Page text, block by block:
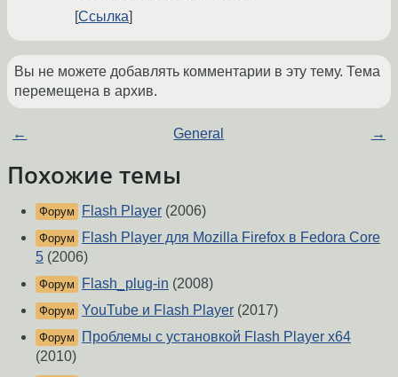
Ссылка
Вы не можете добавлять комментарии в эту тему. Тема
перемещена в архив.
← General →
Похожие темы
Форум Flash Player (2006)
Форум
Flash Player для Mozilla Firefox в Fedora Core
5 (2006)
Форум Flash_plug-in (2008)
Форум YouTube и Flash Player (2017)
Форум
Проблемы с установкой Flash Player x64
(2010)